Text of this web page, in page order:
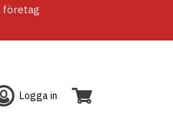
företag
Logga in